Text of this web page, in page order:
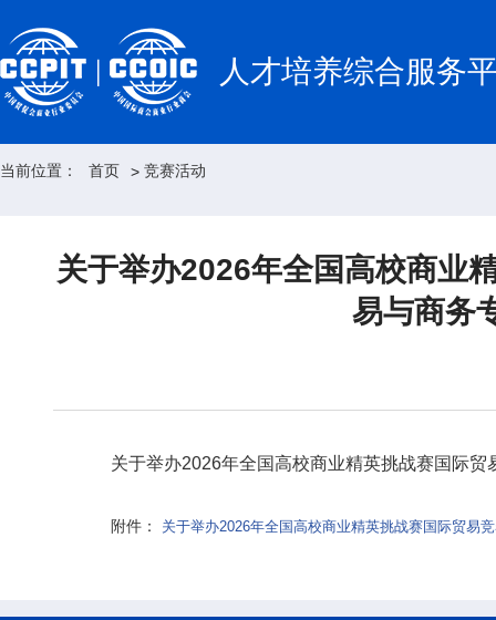
人才培养综合服务
当前位置： 首页 > 竞赛活动
关于举办2026年全国高校商业
易与商务
关于举办2026年全国高校商业精英挑战赛国际
附件： 关于举办2026年全国高校商业精英挑战赛国际贸易